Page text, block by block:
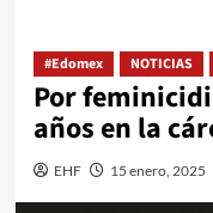
#Edomex NOTICIAS
Por
años en la
EHF 15 enero, 2025